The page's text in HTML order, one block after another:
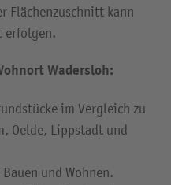
Flächenzuschnitt kann
erfolgen.
Wadersloh:
im Vergleich zu
Oelde, Lippstadt und
und Wohnen.